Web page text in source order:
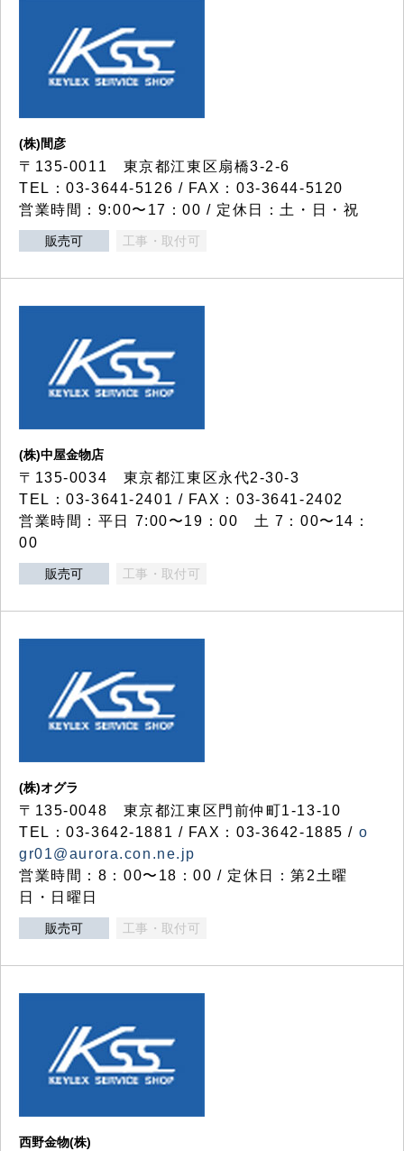
(株)間彦
〒135-0011 東京都江東区扇橋3-2-6
TEL：03-3644-5126 / FAX：03-3644-5120
営業時間：9:00〜17：00 / 定休日：土・日・祝
販売可 工事・取付可
(株)中屋金物店
〒135-0034 東京都江東区永代2-30-3
TEL：03-3641-2401 / FAX：03-3641-2402
営業時間：平日 7:00〜19：00 土 7：00〜14：
00
販売可 工事・取付可
(株)オグラ
〒135-0048 東京都江東区門前仲町1-13-10
TEL：03-3642-1881 / FAX：03-3642-1885 / o
gr01@aurora.con.ne.jp
営業時間：8：00〜18：00 / 定休日：第2土曜
日・日曜日
販売可 工事・取付可
西野金物(株)